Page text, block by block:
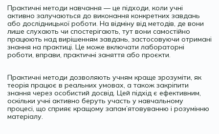
Практичні методи навчання — це підходи, коли учні
активно залучаються до виконання конкретних завдань
або дослідницької роботи. На відміну від методів, де вони
лише слухають чи спостерігають, тут вони самостійно
працюють над вирішенням завдань, застосовуючи отримані
знання на практиці. Це може включати лабораторні
роботи, вправи, практичні заняття або проєкти.
Практичні методи дозволяють учням краще зрозуміти, як
теорія працює в реальних умовах, а також закріпити
знання через особистий досвід. Цей підхід є ефективним,
оскільки учні активно беруть участь у навчальному
процесі, що сприяє кращому запам’ятовуванню і розумінню
матеріалу.